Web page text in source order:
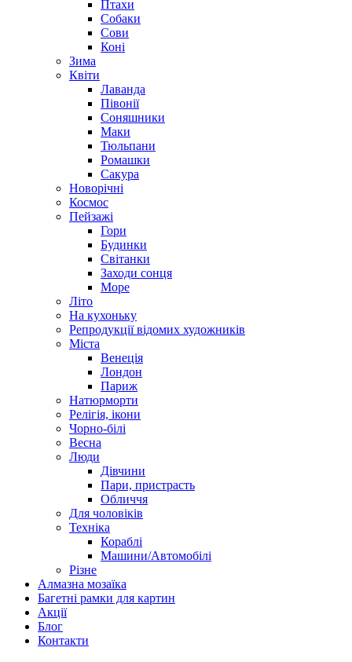
Птахи
Собаки
Сови
Коні
Зима
Квіти
Лаванда
Півонії
Соняшники
Маки
Тюльпани
Ромашки
Сакура
Новорічні
Космос
Пейзажі
Гори
Будинки
Світанки
Заходи сонця
Море
Літо
На кухоньку
Репродукції відомих художників
Міста
Венеція
Лондон
Париж
Натюрморти
Релігія, ікони
Чорно-білі
Весна
Люди
Дівчини
Пари, пристрасть
Обличчя
Для чоловіків
Техніка
Кораблі
Машини/Автомобілі
Різне
Алмазна мозаїка
Багетні рамки для картин
Акції
Блог
Контакти